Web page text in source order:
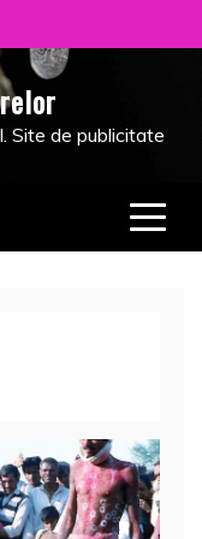
Site de publicitate